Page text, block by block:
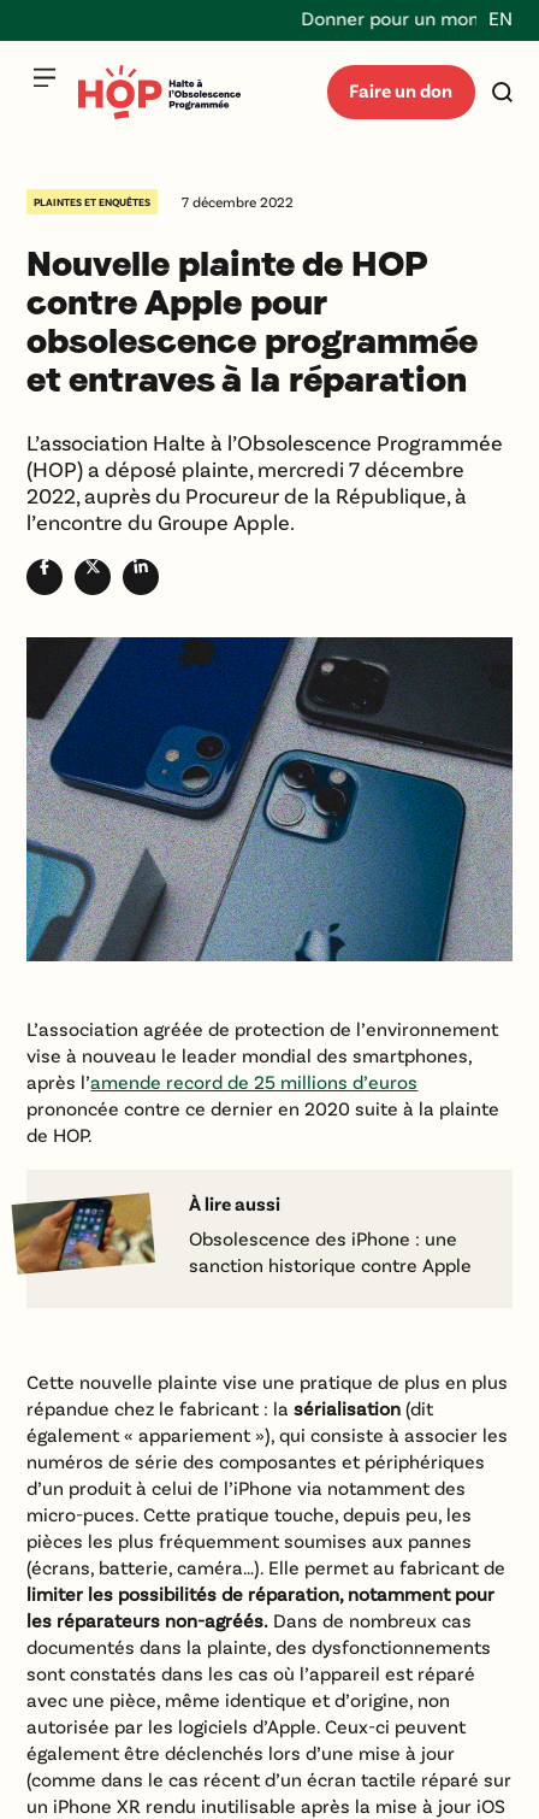
Donner pour un mondeEN
Faire un don
PLAINTES ET ENQUÊTES 7 décembre 2022
Nouvelle plainte de HOP
contre Apple pour
obsolescence programmée
et entraves à la réparation
L’association Halte à l’Obsolescence Programmée
(HOP) a déposé plainte, mercredi 7 décembre
2022, auprès du Procureur de la République, à
l’encontre du Groupe Apple.
L’association agréée de protection de l’environnement
vise à nouveau le leader mondial des smartphones,
après l’amende record de 25 millions d’euros
prononcée contre ce dernier en 2020 suite à la plainte
de HOP.
À lire aussi
Obsolescence des iPhone : une
sanction historique contre Apple
Cette nouvelle plainte vise une pratique de plus en plus
répandue chez le fabricant : lasérialisation (dit
également « appariement »), qui consiste à associer les
numéros de série des composantes et périphériques
d’un produit à celui de l’iPhone via notamment des
micro-puces. Cette pratique touche, depuis peu, les
pièces les plus fréquemment soumises aux pannes
(écrans, batterie, caméra…). Elle permet au fabricant de
limiter les possibilités de réparation, notamment pour
les réparateurs non-agréés. Dans de nombreux cas
documentés dans la plainte, des dysfonctionnements
sont constatés dans les cas où l’appareil est réparé
avec une pièce, même identique et d’origine, non
autorisée par les logiciels d’Apple. Ceux-ci peuvent
également être déclenchés lors d’une mise à jour
(comme dans le cas récent d’un écran tactile réparé sur
un iPhone XR rendu inutilisable après la mise à jour iOS